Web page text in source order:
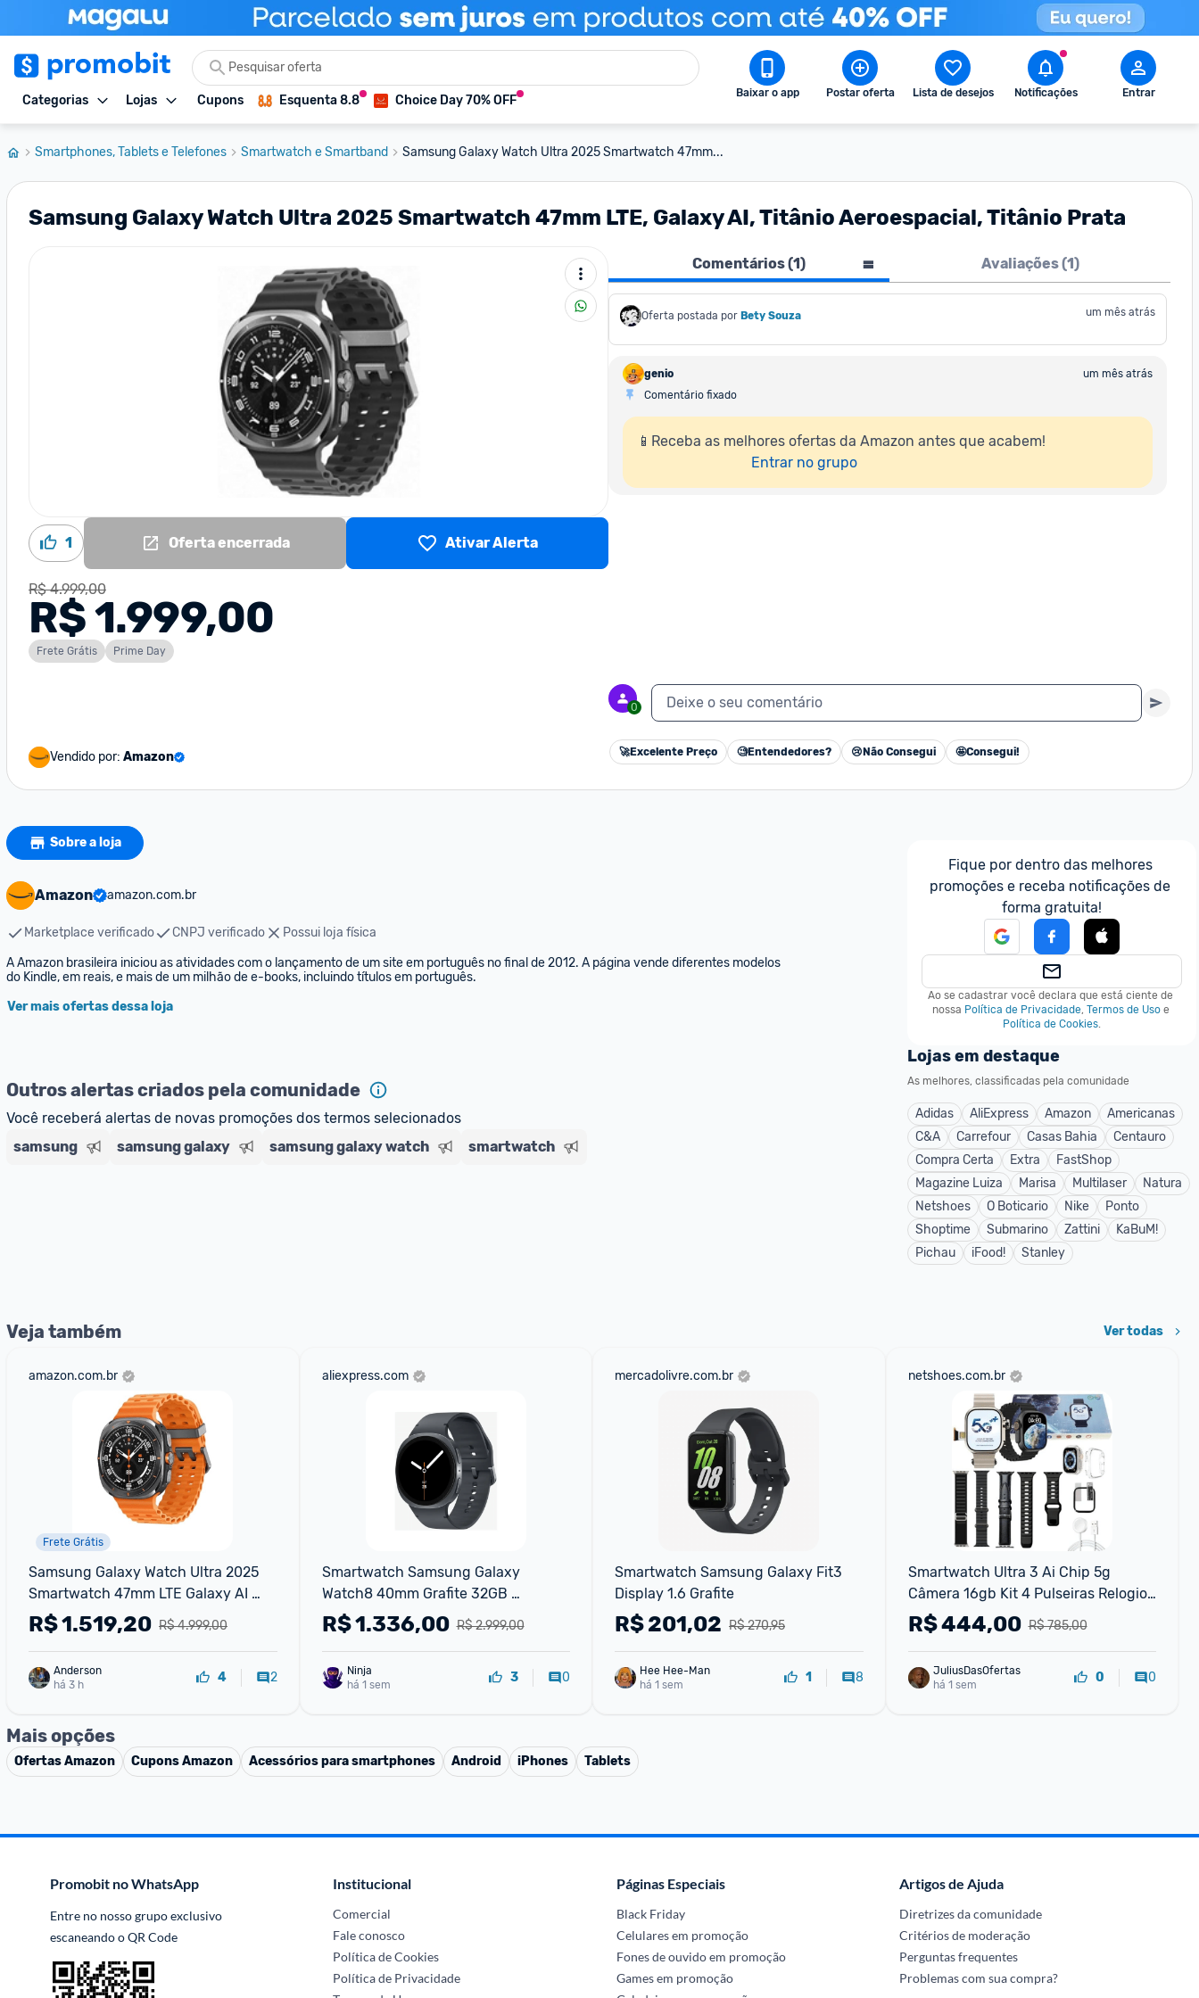
Categorias Lojas Cupons Esquenta 8.8 Choice Day 70% OFF Baixar o app Postar oferta Lista de desejos Notificações Entrar
Smartphones, Tablets e Telefones Smartwatch e Smartband Samsung Galaxy Watch Ultra 2025 Smartwatch 47mm...
Samsung Galaxy Watch Ultra 2025 Smartwatch 47mm LTE, Galaxy AI, Titânio Aeroespacial, Titânio Prata
1 Oferta encerrada Ativar Alerta
R$ 4.999,00
R$ 1.999,00
Frete Grátis Prime Day
Vendido por: Amazon
Comentários (1) Avaliações (1)
Oferta postada por Bety Souza um mês atrás
genio
um mês atrás
Comentário fixado
📱Receba as melhores ofertas da Amazon antes que acabem!
Entrar no grupo
0 Deixe o seu comentário
🚀Excelente Preço 🧐Entendedores? 😢 Não Consegui 🤩Consegui!
Sobre a loja
Amazon amazon.com.br
Marketplace verificado CNPJ verificado
Possui loja física
A Amazon brasileira iniciou as atividades com o lançamento de um site em português no final de 2012. A página vende diferentes modelos
do Kindle, em reais, e mais de um milhão de e-books, incluindo títulos em português.
Ver mais ofertas dessa loja
Outros alertas criados pela comunidade
Você receberá alertas de novas promoções dos termos selecionados
samsung
samsung galaxy samsung galaxy watch smartwatch
Fique por dentro das melhores
promoções e receba notificações de
forma gratuita!
Ao se cadastrar você declara que está ciente de
nossa Política de Privacidade, Termos de Uso e
Política de Cookies.
Lojas em destaque
As melhores, classificadas pela comunidade
Adidas AliExpress Amazon
Americanas
C&A
Carrefour Casas Bahia
Centauro
Compra Certa
Extra
FastShop
Magazine Luiza
Marisa Multilaser
Natura
Netshoes
O Boticario Nike
Ponto
Shoptime
Submarino Zattini
KaBuM!
Pichau
iFood! Stanley
Veja também Ver todas
amazon.com.br
Frete Grátis
Samsung Galaxy Watch Ultra 2025
Smartwatch 47mm LTE Galaxy AI
Titânio Aeroespacial Titânio Cinza
R$ 4.999,00
R$1.519,20
Anderson
há 3 h
4 2
aliexpress.com
Smartwatch Samsung Galaxy
Watch8 40mm Grafite 32GB
Bluetooth
R$ 2.999,00
R$1.336,00
há 1 sem
3 0
mercadolivre.com.br
Smartwatch Samsung Galaxy Fit3
Display 1.6 Grafite
R$ 270,95
R$201,02
Hee Hee-Man
há 1 sem
1 8
netshoes.com.br
Smartwatch Ultra 3 Ai Chip 5g
Câmera 16gb Kit 4 Pulseiras Relogio
Inteligente Lançamento
R$ 785,00
R$444,00
JuliusDasOfertas
há 1 sem
0 0
Mais opções
OfertasAmazon CuponsAmazon Acessórios para smartphones Android iPhones Tablets
Promobit no WhatsApp
Entre no nosso grupo exclusivo
escaneando o QR Code
Institucional
Comercial
Fale conosco
Política de Cookies
Política de Privacidade
Páginas Especiais
Black Friday
Celulares em promoção
Fones de ouvido em promoção
Games em promoção
Artigos de Ajuda
Diretrizes da comunidade
Critérios de moderação
Perguntas frequentes
Problemas com sua compra?